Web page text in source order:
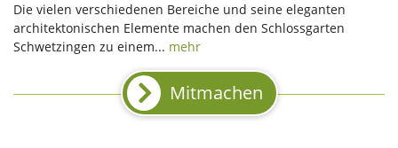
Die vielen verschiedenen Bereiche und seine eleganten
architektonischen Elemente machen den Schlossgarten
Schwetzingen zu einem... mehr
Mitmachen